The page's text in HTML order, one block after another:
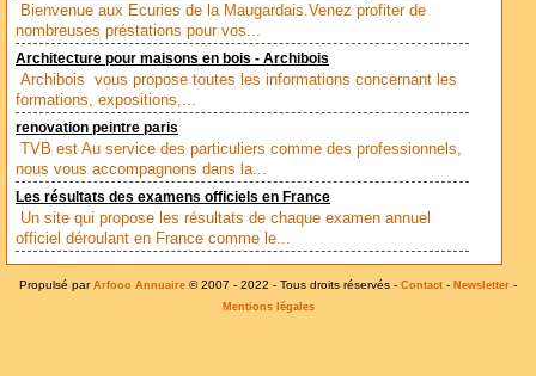
Bienvenue aux Ecuries de la Maugardais.Venez profiter de
nombreuses préstations pour vos...
Architecture pour maisons en bois - Archibois
Archibois vous propose toutes les informations concernant les
formations, expositions,...
renovation peintre paris
TVB est Au service des particuliers comme des professionnels,
nous vous accompagnons dans la...
Les résultats des examens officiels en France
Un site qui propose les résultats de chaque examen annuel
officiel déroulant en France comme le...
Propulsé par Arfooo Annuaire © 2007 - 2022 - Tous droits réservés - Contact - Newsletter -
Mentions légales